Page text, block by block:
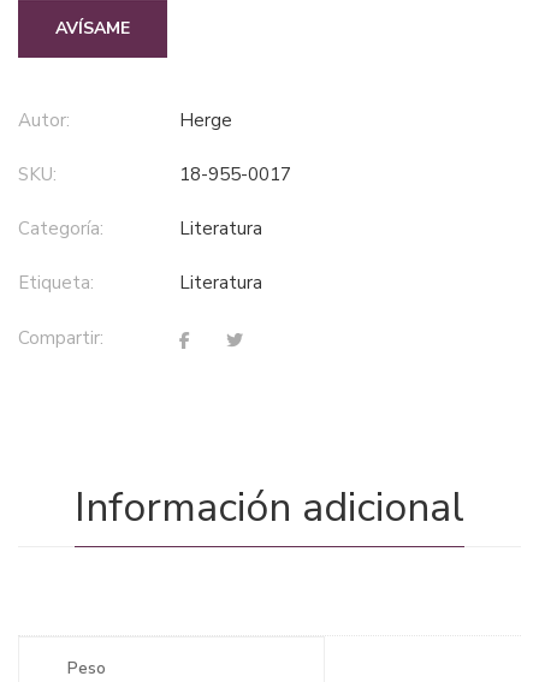
AVÍSAME
Autor: Herge
SKU: 18-955-0017
Categoría: literatura
Etiqueta: literatura
Compartir:
Información adicional
Peso